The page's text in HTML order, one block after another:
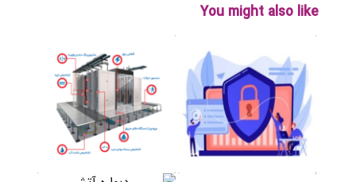
You might also like